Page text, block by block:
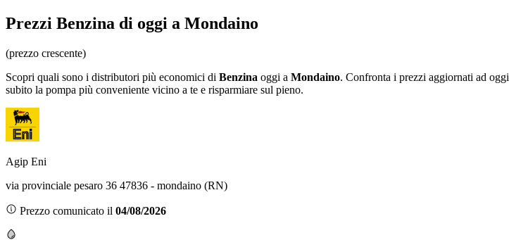
Prezzi Benzina di oggi a Mondaino
(prezzo crescente)
Scopri quali sono i distributori più economici di Benzina oggi a Mondaino. Confronta i prezzi aggiornati ad oggi
subito la pompa più conveniente vicino a te e risparmiare sul pieno.
Agip Eni
via provinciale pesaro 36 47836 - mondaino (RN)
Prezzo comunicato il 04/08/2026